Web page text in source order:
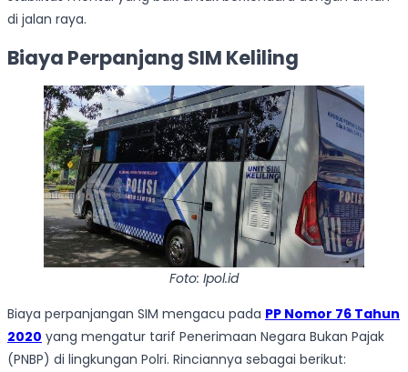
di jalan raya.
Biaya Perpanjang SIM Keliling
Foto: Ipol.id
Biaya perpanjangan SIM mengacu pada PP Nomor 76 Tahun
2020 yang mengatur tarif Penerimaan Negara Bukan Pajak
(PNBP) di lingkungan Polri. Rinciannya sebagai berikut: